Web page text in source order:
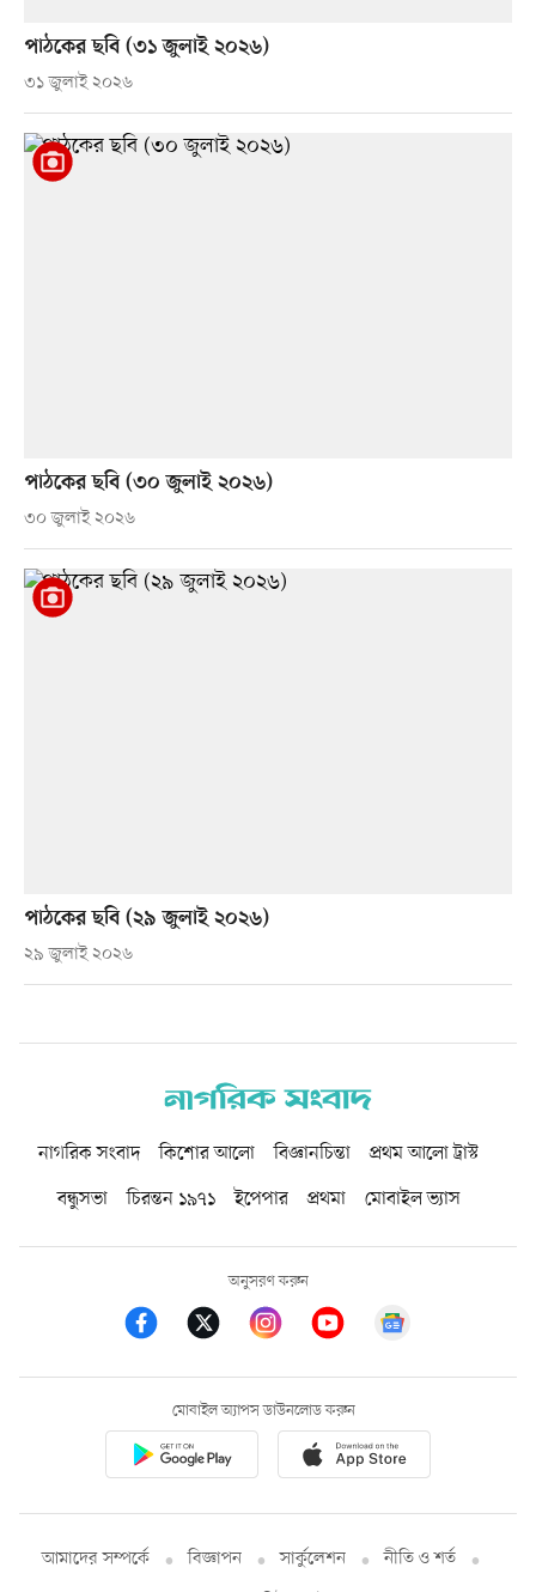
পাঠকের ছবি (৩১ জুলাই ২০২৬)
৩১ জুলাই ২০২৬
পাঠকের ছবি (৩০ জুলাই ২০২৬)
৩০ জুলাই ২০২৬
পাঠকের ছবি (২৯ জুলাই ২০২৬)
২৯ জুলাই ২০২৬
নাগরিক সংবাদ কিশোর আলো বিজ্ঞানচিন্তা
প্রথম আলো ট্রাস্ট
বন্ধুসভা
চিরন্তন ১৯৭১ ইপেপার প্রথমা মোবাইল ভ্যাস
অনুসরণ করুন
মোবাইল অ্যাপস ডাউনলোড করুন
আমাদের সম্পর্কে বিজ্ঞাপন সার্কুলেশন
নীতি ও শর্ত